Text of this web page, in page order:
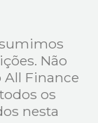
Não
Finance
os
nesta